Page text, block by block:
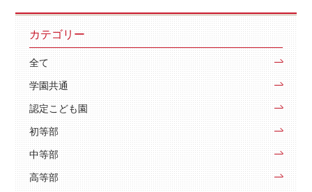
カテゴリー
全て
学園共通
認定こども園
初等部
中等部
高等部